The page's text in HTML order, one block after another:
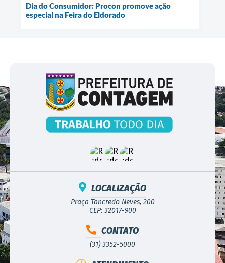
Dia do Consumidor: Procon promove ação
especial na Feira do Eldorado
LOCALIZAÇÃO
Praça Tancredo Neves, 200
CEP: 32017-900
CONTATO
(31) 3352-5000